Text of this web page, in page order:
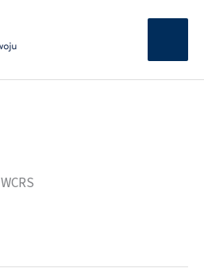
WCRS